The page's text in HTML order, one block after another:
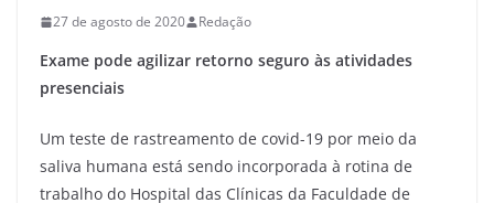
27 de agosto de 2020 Redação
Exame pode agilizar retorno seguro às atividades
presenciais
Um teste de rastreamento de covid-19 por meio da
saliva humana está sendo incorporada à rotina de
trabalho do Hospital das Clínicas da Faculdade de